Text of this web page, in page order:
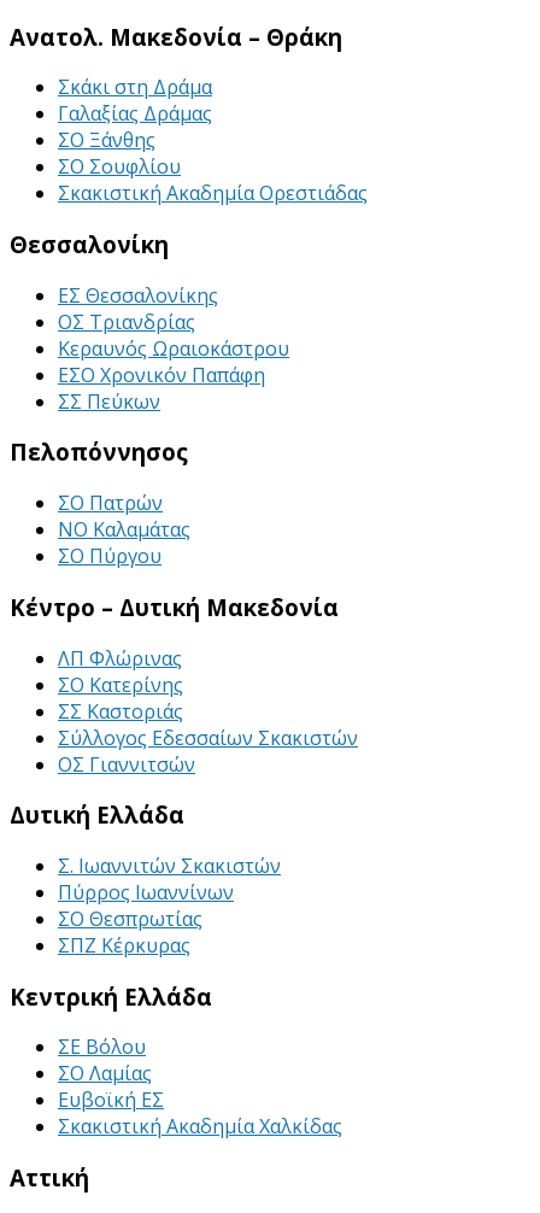
Ανατολ. Μακεδονία – Θράκη
Σκάκι στη Δράμα
Γαλαξίας Δράμας
ΣΟ Ξάνθης
ΣΟ Σουφλίου
Σκακιστική Ακαδημία Ορεστιάδας
Θεσσαλονίκη
ΕΣ Θεσσαλονίκης
ΟΣ Τριανδρίας
Κεραυνός Ωραιοκάστρου
ΕΣΟ Χρονικόν Παπάφη
ΣΣ Πεύκων
Πελοπόννησος
ΣΟ Πατρών
ΝΟ Καλαμάτας
ΣΟ Πύργου
Κέντρο – Δυτική Μακεδονία
ΛΠ Φλώρινας
ΣΟ Κατερίνης
ΣΣ Καστοριάς
Σύλλογος Εδεσσαίων Σκακιστών
ΟΣ Γιαννιτσών
Δυτική Ελλάδα
Σ. Ιωαννιτών Σκακιστών
Πύρρος Ιωαννίνων
ΣΟ Θεσπρωτίας
ΣΠΖ Κέρκυρας
Κεντρική Ελλάδα
ΣΕ Βόλου
ΣΟ Λαμίας
Ευβοϊκή ΕΣ
Σκακιστική Ακαδημία Χαλκίδας
Αττική